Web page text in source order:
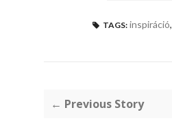
TAGS: inspiráció,
← Previous Story